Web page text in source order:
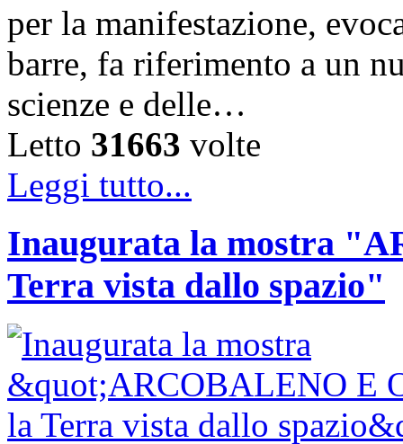
per la manifestazione,
barre, fa riferimento a un
scienze e delle…
Letto 31663 volte
Leggi tutto...
Inaugurata la mostra
Terra vista dallo spazio"